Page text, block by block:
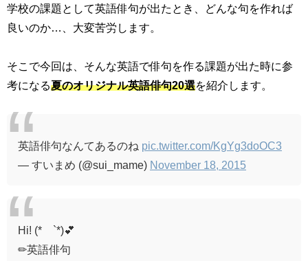
学校の課題として英語俳句が出たとき、どんな句を作れば
良いのか…、大変苦労します。
そこで今回は、そんな英語で俳句を作る課題が出た時に参
考になる夏のオリジナル英語俳句20選を紹介します。
英語俳句なんてあるのね pic.twitter.com/KgYg3doOC3
— すいまめ (@sui_mame) November 18, 2015
Hi! (*´`*)💕
✏英語俳句